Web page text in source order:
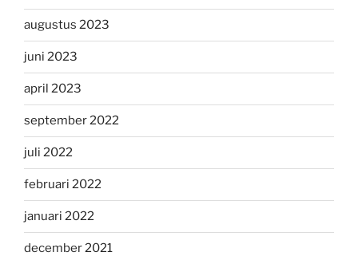
augustus 2023
juni 2023
april 2023
september 2022
juli 2022
februari 2022
januari 2022
december 2021